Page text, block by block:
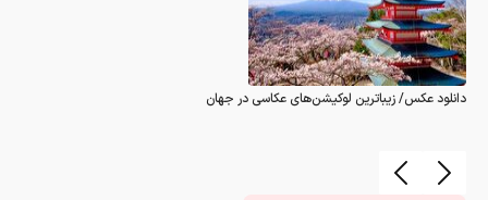
دانلود عکس/ زیباترین لوکیشن‌های عکاسی در جهان